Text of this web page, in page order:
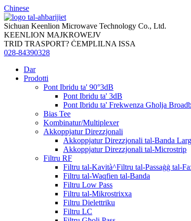
Chinese
Sichuan Keenlion Microwave Technology Co., Ltd.
KEENLION MAJKROWEJV
TRID TRASPORT? ĊEMPLILNA ISSA
028-84390328
Dar
Prodotti
Pont Ibridu ta' 90°3dB
Pont Ibridu ta' 3dB
Pont Ibridu ta' Frekwenza Għolja
Bias Tee
Kombinatur/Multiplexer
Akkoppjatur Direzzjonali
Akkoppjatur Direzzjonali tal-Banda
Akkoppjatur Direzzjonali tal-Microstrip
Filtru RF
Filtru tal-Kavità^Filtru tal-Passaġġ tal-
Filtru tal-Waqfien tal-Banda
Filtru Low Pass
Filtru tal-Mikrostrixxa
Filtru Dielettriku
Filtru LC